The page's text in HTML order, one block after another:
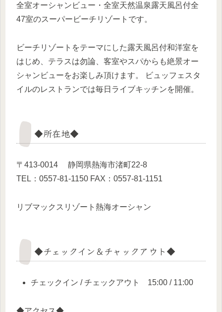
全室オーシャンビュー・全室天然温泉露天風呂付全
47室のスーパービーチリゾートです。
ビーチリゾートをテーマにした露天風呂付和洋室を
はじめ、テラスは勿論、客室やスパからも絶景オー
シャンビューをお楽しみ頂けます。 ビュッフェスタ
イルのレストランでは毎日ライブキッチンを開催。
◆所在地◆
〒413-0014 静岡県熱海市渚町22‐8
TEL：0557-81-1150 FAX：0557-81-1151
リブマックスリゾート熱海オーシャン
◆チェックイン＆チャックアウト◆
チェックイン / チェックアウト 15:00 / 11:00